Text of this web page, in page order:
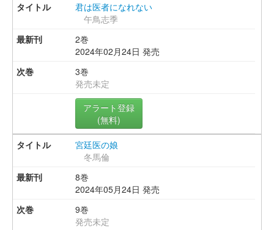
君は医者になれない
午鳥志季
2巻
2024年02月24日 発売
3巻
発売未定
アラート登録
(無料)
宮廷医の娘
冬馬倫
8巻
2024年05月24日 発売
9巻
発売未定